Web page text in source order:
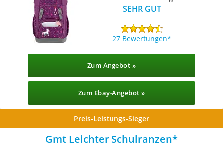
SEHR GUT
27 Bewertungen
Zum Angebot »
Zum Ebay-Angebot »
Preis-Leistungs-Sieger
Gmt Leichter Schulranzen